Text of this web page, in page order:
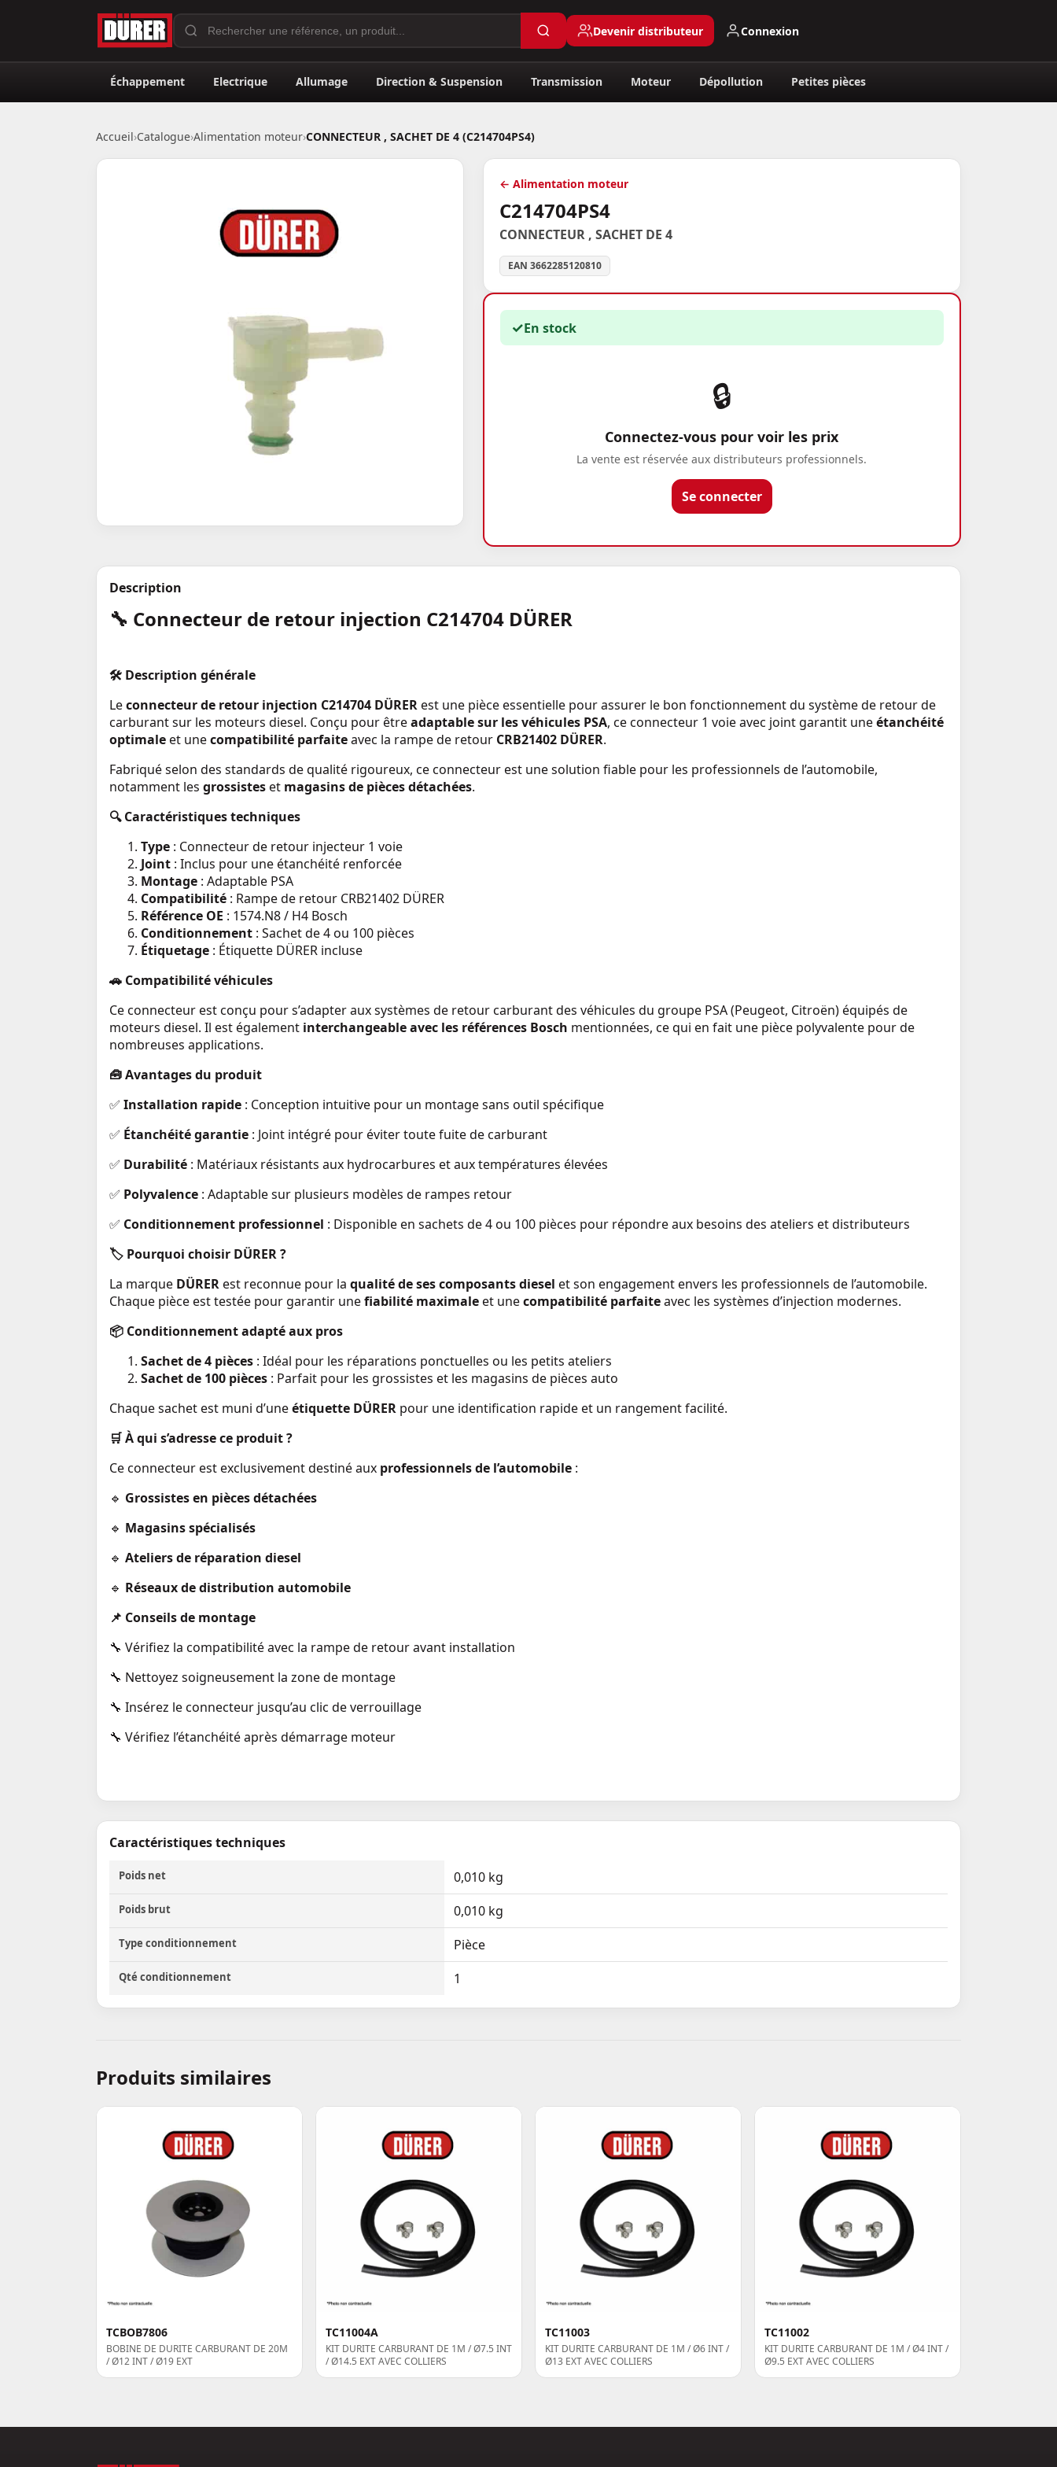
Devenir distributeur Connexion
Échappement Electrique Allumage Direction & Suspension Transmission Moteur Dépollution Petites pièces
Accueil›Catalogue›Alimentation moteur›CONNECTEUR , SACHET DE 4 (C214704PS4)
← Alimentation moteur
C214704PS4
CONNECTEUR , SACHET DE 4
EAN 3662285120810
✓En stock
🔒
Connectez-vous pour voir les prix
La vente est réservée aux distributeurs professionnels.
Se connecter
Description
🔧 Connecteur de retour injection C214704 DÜRER
🛠️ Description générale
Leconnecteur de retour injection C214704 DÜRERest une pièce essentielle pour assurer le bon fonctionnement du système de retour de
carburant sur les moteurs diesel. Conçu pour êtreadaptable sur les véhicules PSA, ce connecteur 1 voie avec joint garantit uneétanchéité
optimaleet unecompatibilité parfaiteavec la rampe de retour CRB21402 DÜRER.
Fabriqué selon des standards de qualité rigoureux, ce connecteur est une solution fiable pour les professionnels de l’automobile,
notamment les grossisteset magasins de pièces détachées.
🔍Caractéristiques techniques
Type : Connecteur de retour injecteur 1 voie
Joint : Inclus pour une étanchéité renforcée
Montage : Adaptable PSA
Compatibilité : Rampe de retour CRB21402 DÜRER
Référence OE : 1574.N8 / H4 Bosch
Conditionnement : Sachet de 4 ou 100 pièces
Étiquetage : Étiquette DÜRER incluse
🚗 Compatibilité véhicules
Ce connecteur est conçu pour s’adapter aux systèmes de retour carburant des véhicules du groupe PSA (Peugeot, Citroën) équipés de
moteurs diesel. Il est également interchangeable avec les références Bosch mentionnées, ce qui en fait une pièce polyvalente pour de
nombreuses applications.
🧰Avantages du produit
✅ Installation rapide : Conception intuitive pour un montage sans outil spécifique
✅ Étanchéité garantie : Joint intégré pour éviter toute fuite de carburant
✅ Durabilité : Matériaux résistants aux hydrocarbures et aux températures élevées
✅ Polyvalence : Adaptable sur plusieurs modèles de rampes retour
✅ Conditionnement professionnel : Disponible en sachets de 4 ou 100 pièces pour répondre aux besoins des ateliers et distributeurs
🏷️ Pourquoi choisir DÜRER ?
La marque DÜRERest reconnue pour la qualité de ses composants diesel et son engagement envers les professionnels de l’automobile.
Chaque pièce est testée pour garantir unefiabilité maximaleet unecompatibilité parfaiteavec les systèmes d’injection modernes.
📦 Conditionnement adapté aux pros
Sachet de 4 pièces : Idéal pour les réparations ponctuelles ou les petits ateliers
Sachet de 100 pièces : Parfait pour les grossistes et les magasins de pièces auto
Chaque sachet est muni d’uneétiquette DÜRER pour une identification rapide et un rangement facilité.
🛒À qui s’adresse ce produit ?
Ce connecteur est exclusivement destiné aux professionnels de l’automobile :
🔹 Grossistes en pièces détachées
🔹 Magasins spécialisés
🔹 Ateliers de réparation diesel
🔹 Réseaux de distribution automobile
📌 Conseils de montage
🔧 Vérifiez la compatibilité avec la rampe de retour avant installation
🔧 Nettoyez soigneusement la zone de montage
🔧 Insérez le connecteur jusqu’au clic de verrouillage
🔧 Vérifiez l’étanchéité après démarrage moteur
Caractéristiques techniques
Poids net 0,010 kg
Poids brut 0,010 kg
Type conditionnement Pièce
Qté conditionnement 1
Produits similaires
TCBOB7806
BOBINE DE DURITE CARBURANT DE 20M
/ Ø12 INT / Ø19 EXT
TC11004A
KIT DURITE CARBURANT DE 1M / Ø7.5 INT
/ Ø14.5 EXT AVEC COLLIERS
TC11003
KIT DURITE CARBURANT DE 1M / Ø6 INT /
Ø13 EXT AVEC COLLIERS
TC11002
KIT DURITE CARBURANT DE 1M / Ø4 INT /
Ø9.5 EXT AVEC COLLIERS